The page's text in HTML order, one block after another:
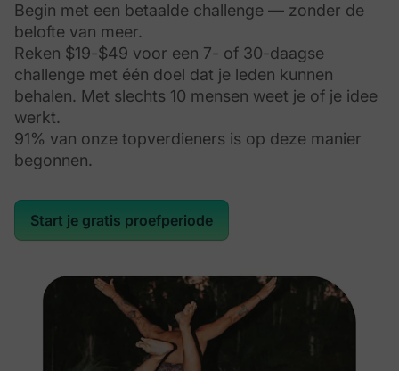
Begin met een betaalde challenge — zonder de
belofte van meer.
Reken $19-$49 voor een 7- of 30-daagse
challenge met één doel dat je leden kunnen
behalen. Met slechts 10 mensen weet je of je idee
werkt.
91% van onze topverdieners is op deze manier
begonnen.
Start je gratis proefperiode